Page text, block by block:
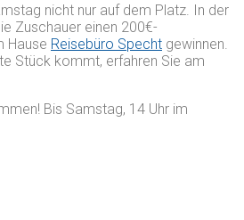
nicht nur auf dem Platz. In der
Zuschauer einen 200€-
Hause Reisebüro Specht gewinnen.
Stück kommt, erfahren Sie am
Bis Samstag, 14 Uhr im